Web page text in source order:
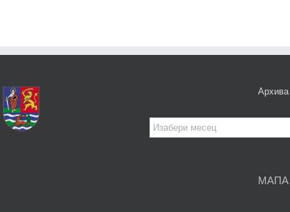
Архива
Архива
чланака
МАПА